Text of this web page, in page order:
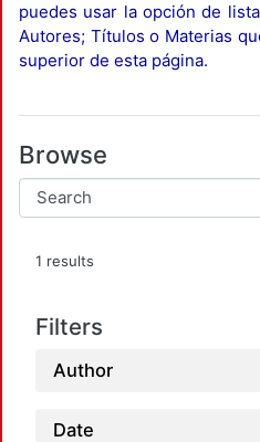
puedes usar la opción de
Autores; Títulos o Materias
superior de esta página.
Browse
1 results
Filters
Author
Date